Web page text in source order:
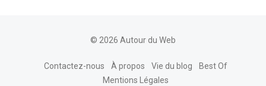
© 2026 Autour du Web
Contactez-nous À propos Vie du blog
Best Of
Mentions Légales